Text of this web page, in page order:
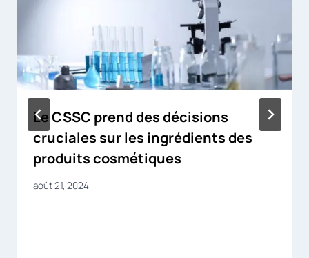
Le CSSC prend des décisions
cruciales sur les ingrédients des
produits cosmétiques
août 21, 2024